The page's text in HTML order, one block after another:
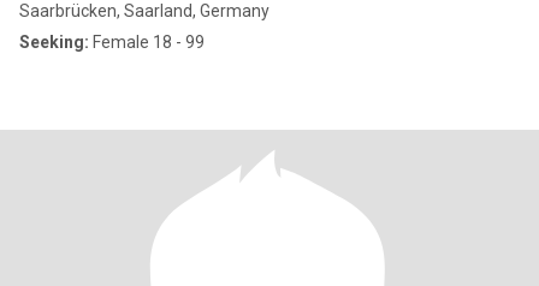
Saarbrücken, Saarland, Germany
Seeking: Female 18 - 99